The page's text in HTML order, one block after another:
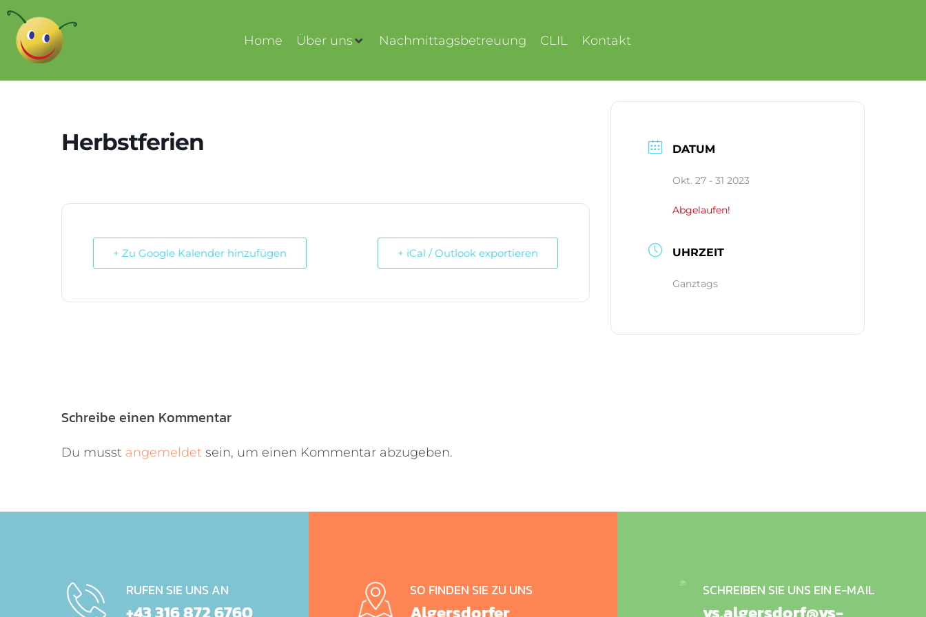
Home Über uns Nachmittagsbetreuung CLIL Kontakt
Herbstferien
+ Zu Google Kalender hinzufügen + iCal / Outlook exportieren
DATUM
Okt. 27 - 31 2023
Abgelaufen!
UHRZEIT
Ganztags
Schreibe einen Kommentar
Du musst angemeldet sein, um einen Kommentar abzugeben.
RUFEN SIE UNS AN SO FINDEN SIE ZU UNS SCHREIBEN SIE UNS EIN E-MAIL